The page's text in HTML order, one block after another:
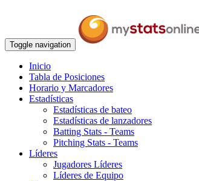
Toggle navigation
Inicio
Tabla de Posiciones
Horario y Marcadores
Estadísticas
Estadísticas de bateo
Estadísticas de lanzadores
Batting Stats - Teams
Pitching Stats - Teams
Líderes
Jugadores Líderes
Líderes de Equipo